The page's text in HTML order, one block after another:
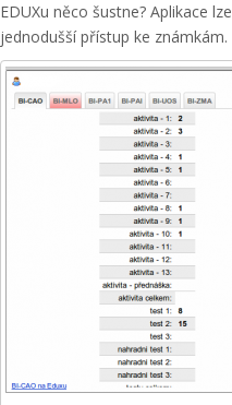
EDUXu něco šustne? Aplikace
jednodušší přístup ke